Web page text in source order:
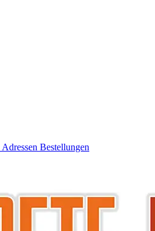
Adressen Bestellungen